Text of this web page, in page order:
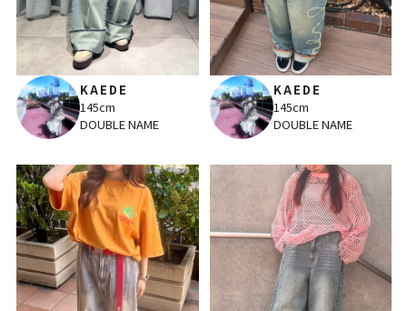
KAEDE
145cm
DOUBLE NAME
KAEDE
145cm
DOUBLE NAME